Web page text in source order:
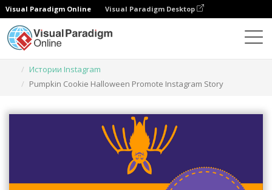
Visual Paradigm Online Visual Paradigm Desktop
Истории Instagram
Pumpkin Cookie Halloween Promote Instagram Story